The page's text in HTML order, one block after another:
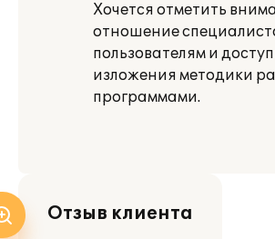
Хочется отметить
отношение
пользователям и
изложения методики
программами.
Отзыв клиента